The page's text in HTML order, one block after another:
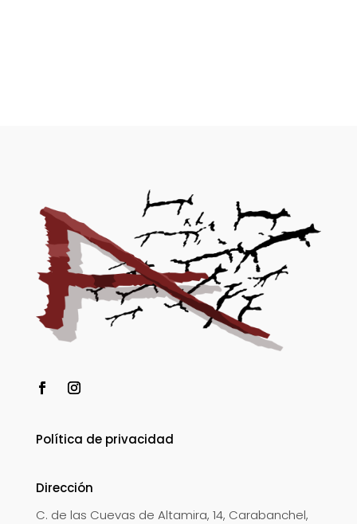
Política de privacidad
Dirección
C. de las Cuevas de Altamira, 14, Carabanchel,